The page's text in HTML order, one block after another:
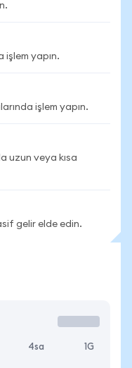
işlem yapın.
işlem yapın.
uzun veya kısa
gelir elde edin.
4sa 1G